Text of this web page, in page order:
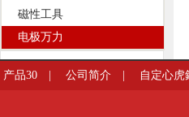
磁性工具
电极万力
产品30 |公司简介 自定心虎